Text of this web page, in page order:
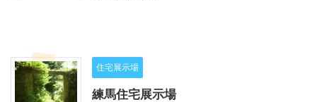
住宅展示場
練馬住宅展示場